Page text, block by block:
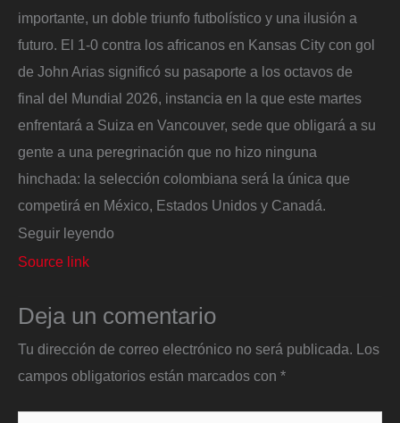
importante, un doble triunfo futbolístico y una ilusión a
futuro. El 1-0 contra los africanos en Kansas City con gol
de John Arias significó su pasaporte a los octavos de
final del Mundial 2026, instancia en la que este martes
enfrentará a Suiza en Vancouver, sede que obligará a su
gente a una peregrinación que no hizo ninguna
hinchada: la selección colombiana será la única que
competirá en México, Estados Unidos y Canadá.
Seguir leyendo
Source link
Deja un comentario
Tu dirección de correo electrónico no será publicada.
Los
campos obligatorios están marcados con *